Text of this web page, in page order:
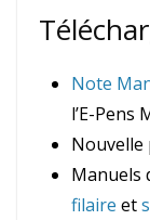
Note
l’E-Pens
Nouvelle
Manuels
filaire et